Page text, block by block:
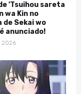
'Tsuihou sareta
wa Kin no
de Sekai wo
anunciado!
2026